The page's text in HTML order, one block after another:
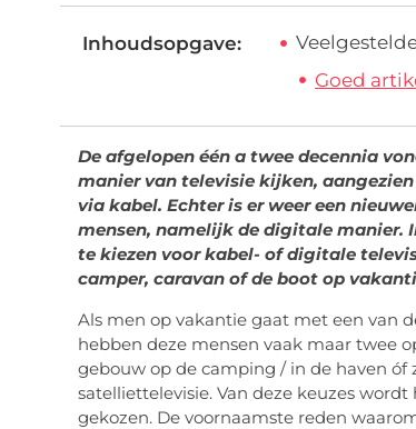
Inhoudsopgave:
Goed
De afgelopen één a twee decennia
manier van televisie kijken,
via kabel. Echter is er weer een
mensen, namelijk de digitale manier.
te kiezen voor kabel- of digitale
camper, caravan of de boot op
Als men op vakantie gaat met een van
hebben deze mensen vaak maar twee
gebouw op de camping / in de haven
satelliettelevisie. Van deze keuzes
gekozen. De voornaamste reden